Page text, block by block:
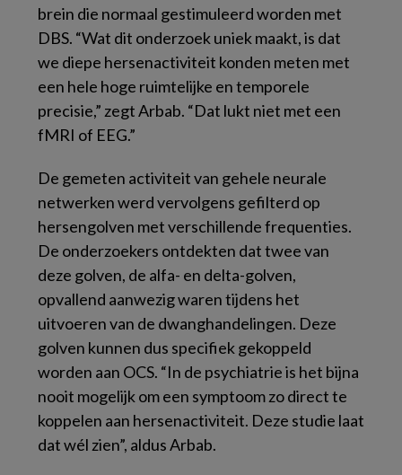
brein die normaal gestimuleerd worden met
DBS. “Wat dit onderzoek uniek maakt, is dat
we diepe hersenactiviteit konden meten met
een hele hoge ruimtelijke en temporele
precisie,” zegt Arbab. “Dat lukt niet met een
fMRI of EEG.”
De gemeten activiteit van gehele neurale
netwerken werd vervolgens gefilterd op
hersengolven met verschillende frequenties.
De onderzoekers ontdekten dat twee van
deze golven, de alfa- en delta-golven,
opvallend aanwezig waren tijdens het
uitvoeren van de dwanghandelingen. Deze
golven kunnen dus specifiek gekoppeld
worden aan OCS. “In de psychiatrie is het bijna
nooit mogelijk om een symptoom zo direct te
koppelen aan hersenactiviteit. Deze studie laat
dat wél zien”, aldus Arbab.